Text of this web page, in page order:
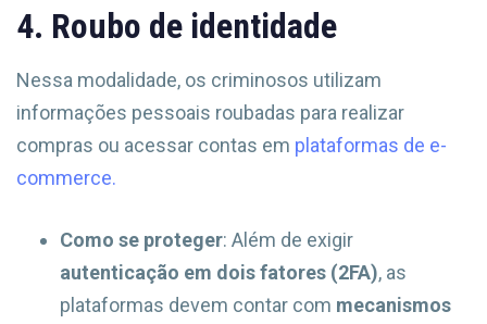
4. Roubo de identidade
Nessa modalidade, os criminosos utilizam
informações pessoais roubadas para realizar
compras ou acessar contas em plataformas de e-
commerce.
Como se proteger: Além de exigir
autenticação em dois fatores (2FA), as
plataformas devem contar com mecanismos